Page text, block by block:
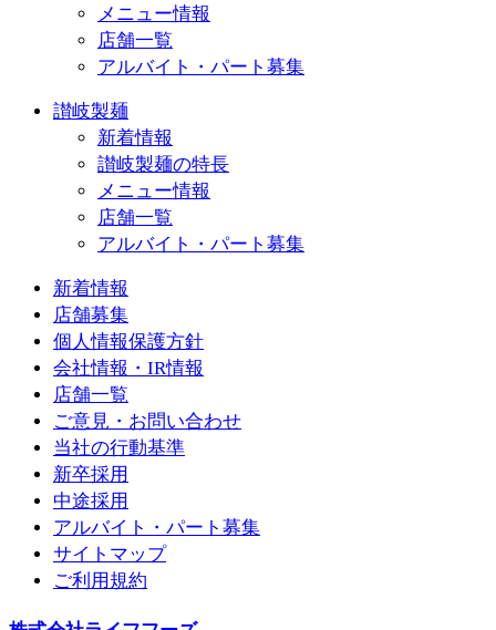
メニュー情報
店舗一覧
アルバイト・パート募集
讃岐製麺
新着情報
讃岐製麺の特長
メニュー情報
店舗一覧
アルバイト・パート募集
新着情報
店舗募集
個人情報保護方針
会社情報・IR情報
店舗一覧
ご意見・お問い合わせ
当社の行動基準
新卒採用
中途採用
アルバイト・パート募集
サイトマップ
ご利用規約